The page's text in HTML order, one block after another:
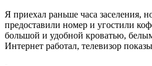
Я приехал раньше часа заселения,
предоставили номер и угостили
большой и удобной кроватью,
Интернет работал, телевизор